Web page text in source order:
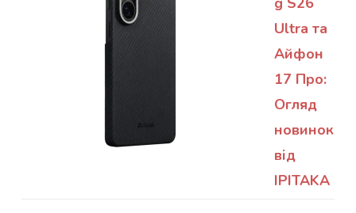
Ultra та
Айфон
17 Про:
Огляд
новинок
від
IPITAKA